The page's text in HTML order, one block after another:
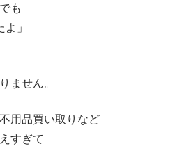
も
」
ません。
用品買い取りなど
すぎて